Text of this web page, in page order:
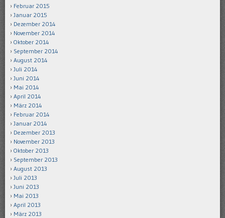
Februar 2015
Januar 2015
Dezember 2014
November 2014
Oktober 2014
September 2014
August 2014
Juli 2014
Juni 2014
Mai 2014
April 2014
März 2014
Februar 2014
Januar 2014
Dezember 2013
November 2013
Oktober 2013
September 2013
August 2013
Juli 2013
Juni 2013
Mai 2013
April 2013
März 2013